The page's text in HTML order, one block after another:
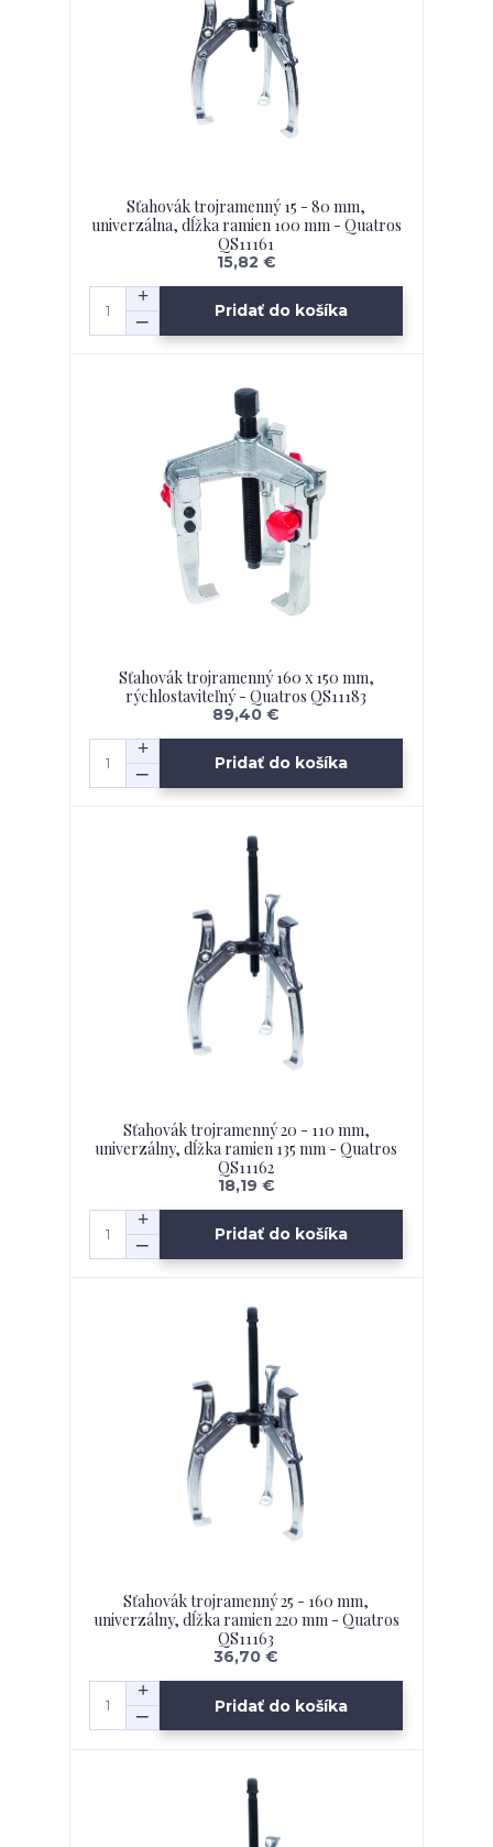
Sťahovák trojramenný 15 - 80 mm,
univerzálna, dĺžka ramien 100 mm - Quatros
QS11161
15,82 €
Pridať do košíka
Sťahovák trojramenný 160 x 150 mm,
rýchlostaviteľný - Quatros QS11183
89,40 €
Pridať do košíka
Sťahovák trojramenný 20 - 110 mm,
univerzálny, dĺžka ramien 135 mm - Quatros
QS11162
18,19 €
Pridať do košíka
Sťahovák trojramenný 25 - 160 mm,
univerzálny, dĺžka ramien 220 mm - Quatros
QS11163
36,70 €
Pridať do košíka